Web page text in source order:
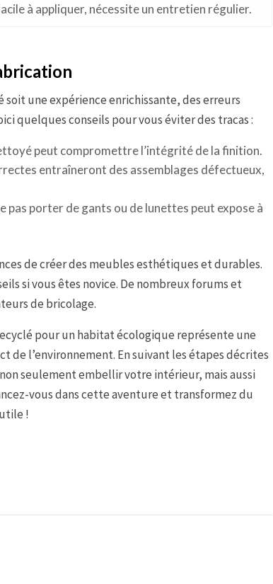
à appliquer, nécessite un entretien régulier.
une expérience enrichissante, des erreurs
quelques conseils pour vous éviter des tracas :
peut compromettre l’intégrité de la finition.
entraîneront des assemblages défectueux,
pas porter de gants ou de lunettes peut expose à
de créer des meubles esthétiques et durables.
si vous êtes novice. De nombreux forums et
de bricolage.
pour un habitat écologique représente une
l’environnement. En suivant les étapes décrites
seulement embellir votre intérieur, mais aussi
vous dans cette aventure et transformez du
!